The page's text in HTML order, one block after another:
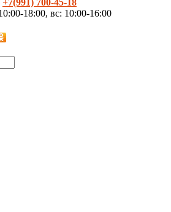
+7(991) 700-45-18
18:00, вс: 10:00-16:00